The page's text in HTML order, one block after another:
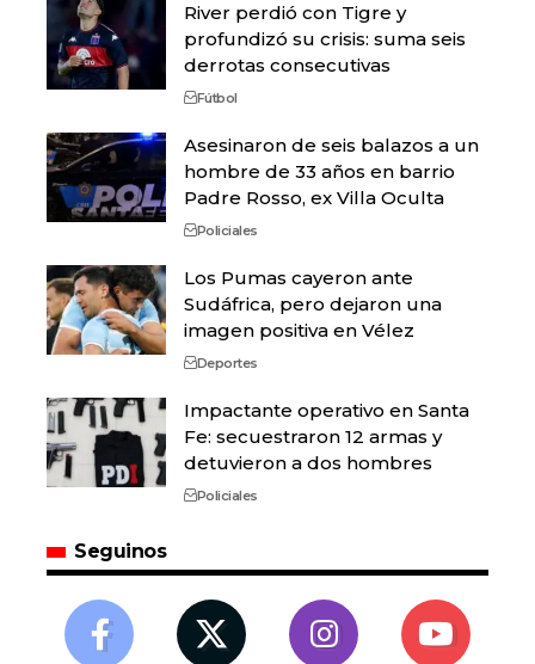
River perdió con Tigre y
profundizó su crisis: suma seis
derrotas consecutivas
Fútbol
Asesinaron de seis balazos a un
hombre de 33 años en barrio
Padre Rosso, ex Villa Oculta
Policiales
Los Pumas cayeron ante
Sudáfrica, pero dejaron una
imagen positiva en Vélez
Deportes
Impactante operativo en Santa
Fe: secuestraron 12 armas y
detuvieron a dos hombres
Policiales
Seguinos